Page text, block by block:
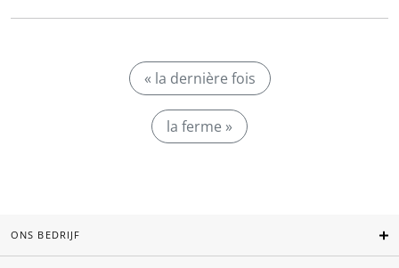
« la dernière fois
la ferme »
ONS BEDRIJF